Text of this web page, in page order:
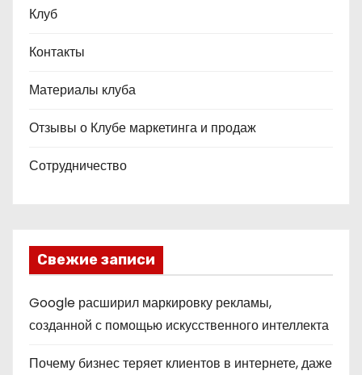
Клуб
Контакты
Материалы клуба
Отзывы о Клубе маркетинга и продаж
Сотрудничество
Свежие записи
Google расширил маркировку рекламы,
созданной с помощью искусственного интеллекта
Почему бизнес теряет клиентов в интернете, даже